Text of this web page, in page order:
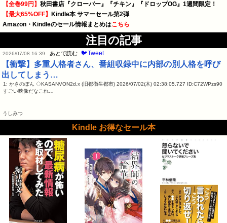
【全巻99円】 秋田書店『クローバー』『チキン』『ドロップOG』1週間限定！
【最大65%OFF】
Kindle本 サマーセール第2弾
Amazon・Kindleのセール情報まとめはこちら
注目の記事
2026/07/08 16:39 あとで読む 🐦Tweet
【衝撃】多重人格者さん、番組収録中に内部の別人格を呼び
出してしまう…
1: かさのぼん ◇KASANVON2d.x (旧都衛生都市) 2026/07/02(木) 02:38:05.727 ID:C72WPzs90
すごい映像だなこれ…
うしみつ
Kindle お得なセール本